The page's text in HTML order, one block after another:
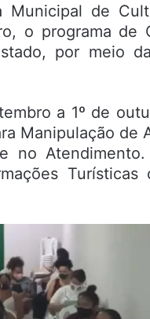
de
o programa de
por meio
a 1º de
Manipulação de
Atendimento.
Turísticas